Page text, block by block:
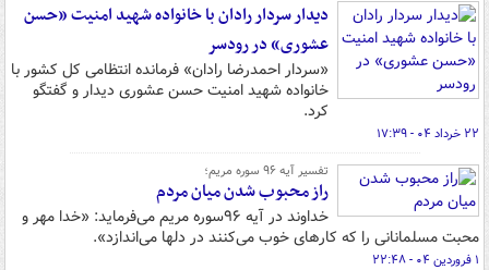
دیدار سردار رادان با خانواده شهید امنیت «حسن
عشوری» در رودسر
«سردار احمدرضا رادان» فرمانده انتظامی کل کشور با
خانواده شهید امنیت حسن عشوری دیدار و گفتگو
کرد.
۲۲ خرداد ۰۴ - ۱۷:۳۹
تفسیر آیه ۹۶ سوره مریم؛
راز محبوب شدن میان مردم
خداوند در آیه ۹۶سوره مریم می‌فرماید: «خدا مهر و
محبت مسلمانانی را که کارهای خوب می‌کنند در دلها می‌اندازد».
۱ فروردین ۰۴ - ۲۲:۴۸